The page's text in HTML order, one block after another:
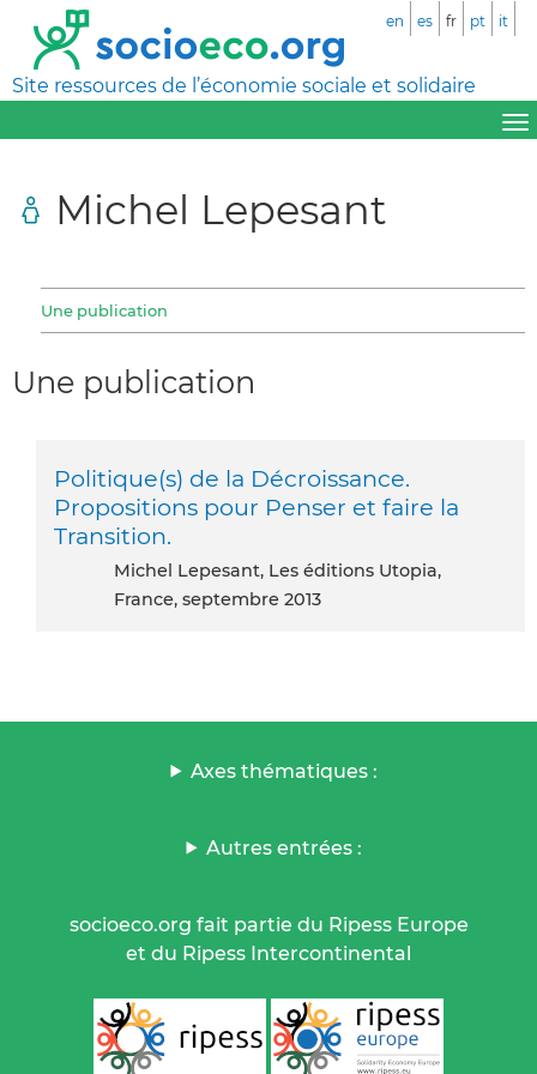
Site ressources de l’économie sociale et solidaire
en es fr pt it
Michel Lepesant
Une publication
Une publication
Politique(s) de la Décroissance.
Propositions pour Penser et faire la
Transition.
Michel Lepesant, Les éditions Utopia,
France, septembre 2013
Axes thématiques :
Autres entrées :
socioeco.org fait partie du Ripess Europe
et du Ripess Intercontinental